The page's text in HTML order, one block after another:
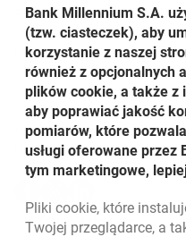
Bank Millennium od
wszystkich jej formach,
popularnej o zasięgu
Stawia na długofalową
zasadach.
Więcej na stronie:
Udostępnij
otwiera się w nowej karcie
otwiera się w nowej
otwiera się w
Powrót do listy
Bank Millennium S.A.
(tzw. ciasteczek), aby
korzystanie z naszej
również z opcjonalnych
plików cookie, a także z
aby poprawiać jakość
pomiarów, które
usługi oferowane przez
tym marketingowe,
Pliki cookie, które
Twojej przeglądarce, a